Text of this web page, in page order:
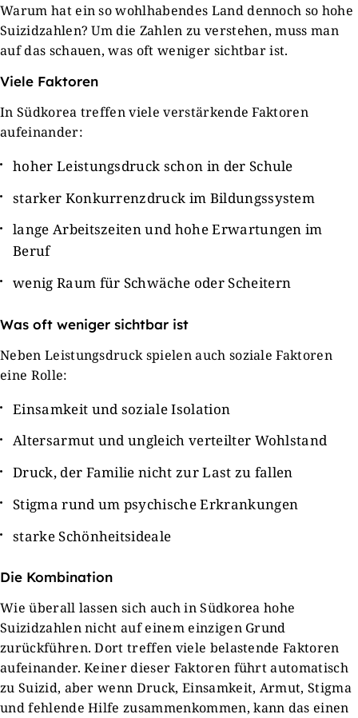
Warum hat ein so wohlhabendes Land dennoch so hohe
Suizidzahlen? Um die Zahlen zu verstehen, muss man
auf das schauen, was oft weniger sichtbar ist.
Viele Faktoren
In Südkorea treffen viele verstärkende Faktoren
aufeinander:
hoher Leistungsdruck schon in der Schule
starker Konkurrenzdruck im Bildungssystem
lange Arbeitszeiten und hohe Erwartungen im
Beruf
wenig Raum für Schwäche oder Scheitern
Was oft weniger sichtbar ist
Neben Leistungsdruck spielen auch soziale Faktoren
eine Rolle:
Einsamkeit und soziale Isolation
Altersarmut und ungleich verteilter Wohlstand
Druck, der Familie nicht zur Last zu fallen
Stigma rund um psychische Erkrankungen
starke Schönheitsideale
Die Kombination
Wie überall lassen sich auch in Südkorea hohe
Suizidzahlen nicht auf einem einzigen Grund
zurückführen. Dort treffen viele belastende Faktoren
aufeinander. Keiner dieser Faktoren führt automatisch
zu Suizid, aber wenn Druck, Einsamkeit, Armut, Stigma
und fehlende Hilfe zusammenkommen, kann das einen